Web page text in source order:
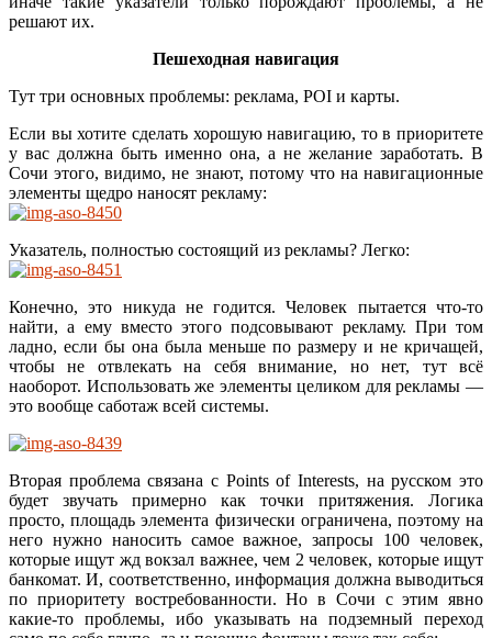
решают их.
Пешеходная навигация
Тут три основных проблемы: реклама, POI и карты.
Если вы хотите сделать хорошую навигацию, то в приоритете
у вас должна быть именно она, а не желание заработать. В
Сочи этого, видимо, не знают, потому что на навигационные
элементы щедро наносят рекламу:
Указатель, полностью состоящий из рекламы? Легко:
Конечно, это никуда не годится. Человек пытается что-то
найти, а ему вместо этого подсовывают рекламу. При том
ладно, если бы она была меньше по размеру и не кричащей,
чтобы не отвлекать на себя внимание, но нет, тут всё
наоборот. Использовать же элементы целиком для рекламы —
это вообще саботаж всей системы.
Вторая проблема связана с Points of Interests, на русском это
будет звучать примерно как точки притяжения. Логика
просто, площадь элемента физически ограничена, поэтому на
него нужно наносить самое важное, запросы 100 человек,
которые ищут жд вокзал важнее, чем 2 человек, которые ищут
банкомат. И, соответственно, информация должна выводиться
по приоритету востребованности. Но в Сочи с этим явно
какие-то проблемы, ибо указывать на подземный переход